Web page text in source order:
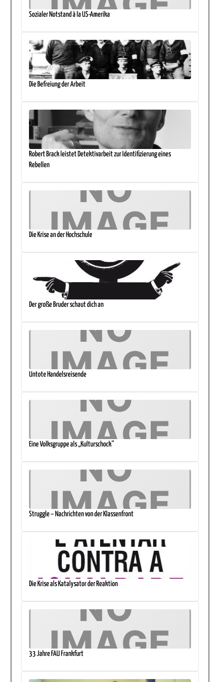
Sozialer Notstand à la US-Amerika
Die Befreiung der Arbeit
Robert Brack leistet Detektivarbeit zur Identifizierung eines
Rebellen
Die Krise an der Hochschule
Der große Bruder schaut dich an
Untote Handelsreisende
Eine Volksgruppe als „Kulturschock“
Struggle – Nachrichten von der Klassenfront
Die Krise als Katalysator der Reaktion
33 Jahre FAU Frankfurt